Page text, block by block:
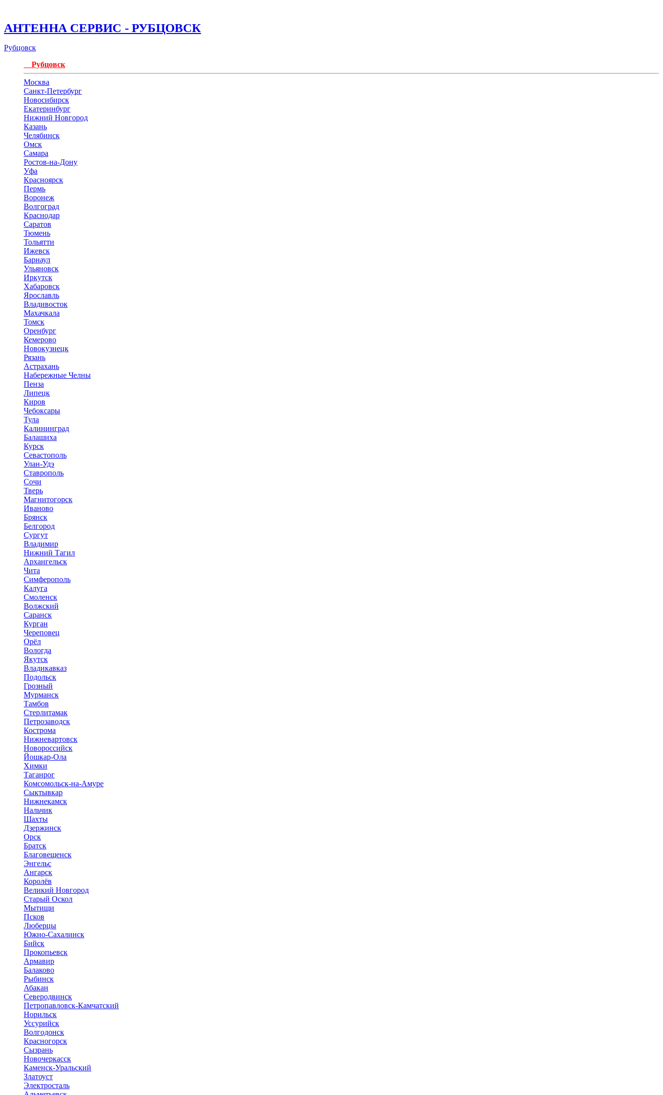
АНТЕННА СЕРВИС - РУБЦОВСК
Рубцовск
Рубцовск
Москва
Санкт-Петербург
Новосибирск
Екатеринбург
Нижний Новгород
Казань
Челябинск
Омск
Самара
Ростов-на-Дону
Уфа
Красноярск
Пермь
Воронеж
Волгоград
Краснодар
Саратов
Тюмень
Тольятти
Ижевск
Барнаул
Ульяновск
Иркутск
Хабаровск
Ярославль
Владивосток
Махачкала
Томск
Оренбург
Кемерово
Новокузнецк
Рязань
Астрахань
Набережные Челны
Пенза
Липецк
Киров
Чебоксары
Тула
Калининград
Балашиха
Курск
Севастополь
Улан-Удэ
Ставрополь
Сочи
Тверь
Магнитогорск
Иваново
Брянск
Белгород
Сургут
Владимир
Нижний Тагил
Архангельск
Чита
Симферополь
Калуга
Смоленск
Волжский
Саранск
Курган
Череповец
Орёл
Вологда
Якутск
Владикавказ
Подольск
Грозный
Мурманск
Тамбов
Стерлитамак
Петрозаводск
Кострома
Нижневартовск
Новороссийск
Йошкар-Ола
Химки
Таганрог
Комсомольск-на-Амуре
Сыктывкар
Нижнекамск
Нальчик
Шахты
Дзержинск
Орск
Братск
Благовещенск
Энгельс
Ангарск
Королёв
Великий Новгород
Старый Оскол
Мытищи
Псков
Люберцы
Южно-Сахалинск
Бийск
Прокопьевск
Армавир
Балаково
Рыбинск
Абакан
Северодвинск
Петропавловск-Камчатский
Норильск
Уссурийск
Волгодонск
Красногорск
Сызрань
Новочеркасск
Каменск-Уральский
Златоуст
Электросталь